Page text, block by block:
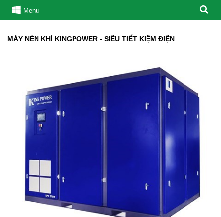
Menu
MÁY NÉN KHÍ KINGPOWER - SIÊU TIẾT KIỆM ĐIỆN